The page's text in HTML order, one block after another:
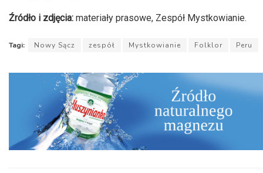
Źródło i zdjęcia: materiały prasowe, Zespół Mystkowianie.
Tagi: Nowy Sącz zespół Mystkowianie Folklor Peru